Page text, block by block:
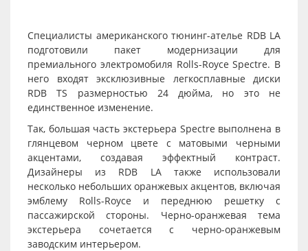
Специалисты американского тюнинг-ателье RDB LA
подготовили пакет модернизации для
премиального электромобиля Rolls-Royce Spectre. В
него входят эксклюзивные легкосплавные диски
RDB TS размерностью 24 дюйма, но это не
единственное изменение.
Так, большая часть экстерьера Spectre выполнена в
глянцевом черном цвете с матовыми черными
акцентами, создавая эффектный контраст.
Дизайнеры из RDB LA также использовали
несколько небольших оранжевых акцентов, включая
эмблему Rolls-Royce и переднюю решетку с
пассажирской стороны. Черно-оранжевая тема
экстерьера сочетается с черно-оранжевым
заводским интерьером.